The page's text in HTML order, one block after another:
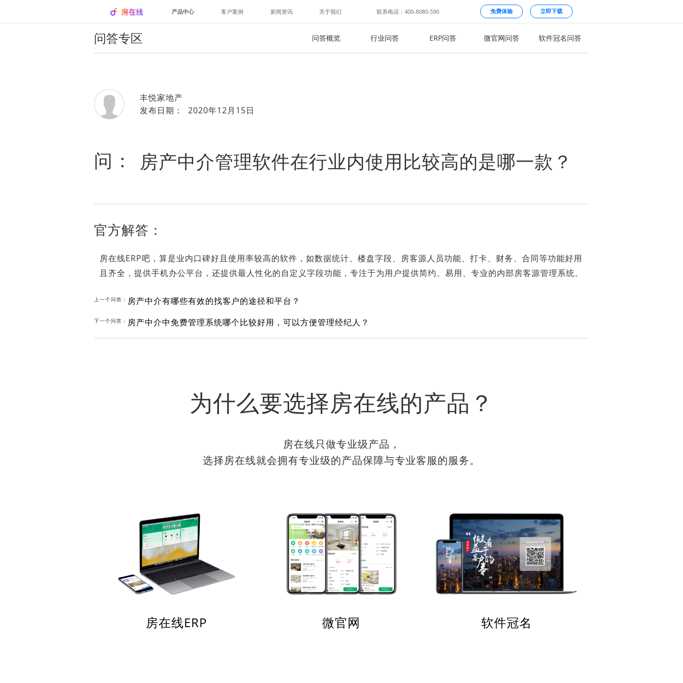
产品中心 客户案例 新闻资讯 关于我们 联系电话：400-8080-590 免费体验 立即下载
问答专区 问答概览 行业问答 ERP问答 微官网问答 软件冠名问答
丰悦家地产
发布日期： 2020年12月15日
问： 房产中介管理软件在行业内使用比较高的是哪一款？
官方解答：
房在线ERP吧，算是业内口碑好且使用率较高的软件，如数据统计、楼盘字段、房客源人员功能、打卡、财务、合同等功能好用
且齐全，提供手机办公平台，还提供最人性化的自定义字段功能，专注于为用户提供简约、易用、专业的内部房客源管理系统。
上一个问答： 房产中介有哪些有效的找客户的途径和平台？
下一个问答： 房产中介中免费管理系统哪个比较好用，可以方便管理经纪人？
为什么要选择房在线的产品？
房在线只做专业级产品，
选择房在线就会拥有专业级的产品保障与专业客服的服务。
房在线ERP 微官网 软件冠名